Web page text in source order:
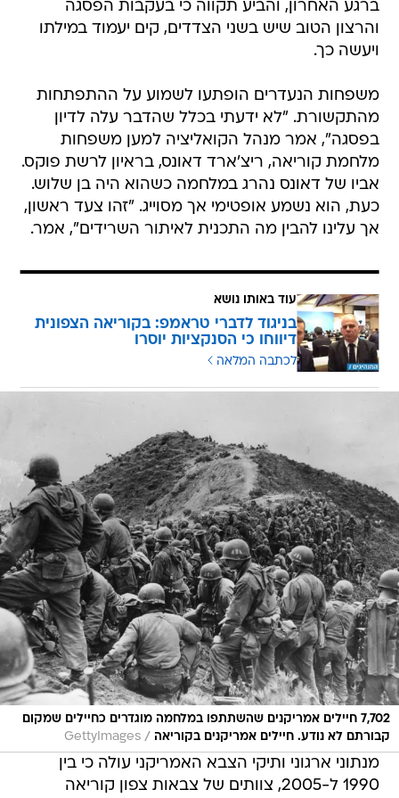
ברגע האחרון, והביע תקווה כי בעקבות הפסגה
והרצון הטוב שיש בשני הצדדים, קים יעמוד במילתו
ויעשה כך.
משפחות הנעדרים הופתעו לשמוע על ההתפתחות
מהתקשורת. "לא ידעתי בכלל שהדבר עלה לדיון
בפסגה", אמר מנהל הקואליציה למען משפחות
מלחמת קוריאה, ריצ'ארד דאונס, בראיון לרשת פוקס.
אביו של דאונס נהרג במלחמה כשהוא היה בן שלוש.
כעת, הוא נשמע אופטימי אך מסוייג. "זהו צעד ראשון,
אך עלינו להבין מה התכנית לאיתור השרידים", אמר.
עוד באותו נושא
בניגוד לדברי טראמפ: בקוריאה הצפונית
דיווחו כי הסנקציות יוסרו
לכתבה המלאה
7,702 חיילים אמריקנים שהשתתפו במלחמה מוגדרים כחיילים שמקום
קבורתם לא נודע. חיילים אמריקנים בקוריאה /
GettyImages
מנתוני ארגוני ותיקי הצבא האמריקני עולה כי בין
1990 ל-2005, צוותים של צבאות צפון קוריאה